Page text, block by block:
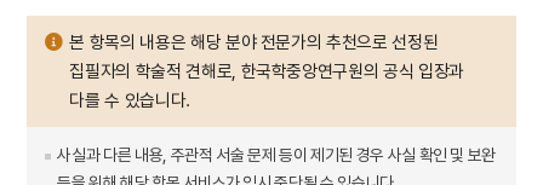
본 항목의 내용은 해당 분야 전문가의 추천으로 선정된
집필자의 학술적 견해로, 한국학중앙연구원의 공식 입장과
다를 수 있습니다.
사실과 다른 내용, 주관적 서술 문제 등이 제기된 경우 사실 확인 및 보완